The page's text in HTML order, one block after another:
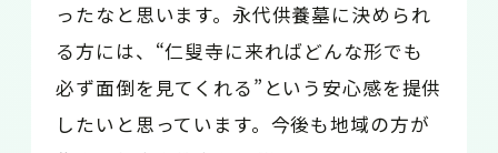
ったなと思います。永代供養墓に決められ
る方には、“仁叟寺に来ればどんな形でも
必ず面倒を見てくれる”という安心感を提供
したいと思っています。今後も地域の方が